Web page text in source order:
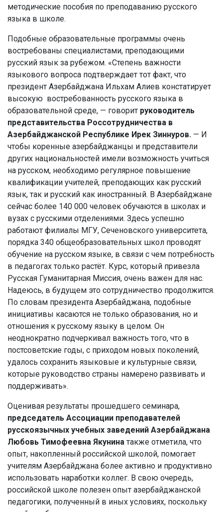
методические пособия по преподаванию русского
языка в школе.
Подобные образовательные программы очень
востребованы специалистами, преподающими
русский язык за рубежом. «Степень важности
языкового вопроса подтверждает тот факт, что
президент Азербайджана Ильхам Алиев констатирует
высокую востребованность русского языка в
образовательной среде, — говорит руководитель
представительства Россотрудничества в
Азербайджанской Республике Ирек Зиннуров. — И
чтобы коренные азербайджанцы и представители
других национальностей имели возможность учиться
на русском, необходимо регулярное повышение
квалификации учителей, преподающих как русский
язык, так и русский как иностранный. В Азербайджане
сейчас более 140 000 человек обучаются в школах и
вузах с русскими отделениями. Здесь успешно
работают филиалы МГУ, Сеченовского университета,
порядка 340 общеобразовательных школ проводят
обучение на русском языке, в связи с чем потребность
в педагогах только растёт. Курс, который привезла
Русская Гуманитарная Миссия, очень важен для нас.
Надеюсь, в будущем это сотрудничество продолжится.
По словам президента Азербайджана, подобные
инициативы касаются не только образования, но и
отношения к русскому языку в целом. Он
неоднократно подчеркивал важность того, что в
постсоветские годы, с приходом новых поколений,
удалось сохранить языковые и культурные связи,
которые руководство страны намерено развивать и
поддерживать».
Оценивая результаты прошедшего семинара,
председатель Ассоциации преподавателей
русскоязычных учебных заведений Азербайджана
Любовь Тимофеевна Якунина также отметила, что
опыт, накопленный российской школой, помогает
учителям Азербайджана более активно и продуктивно
использовать наработки коллег. В свою очередь,
российской школе полезен опыт азербайджанской
педагогики, полученный в иных условиях, поскольку